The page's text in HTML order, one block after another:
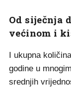
Od siječnja
većinom i
I ukupna
godine u
srednjih